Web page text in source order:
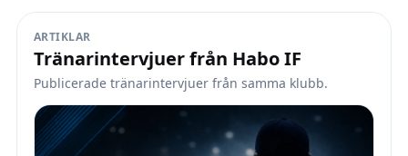
ARTIKLAR
Tränarintervjuer från Habo IF
Publicerade tränarintervjuer från samma klubb.